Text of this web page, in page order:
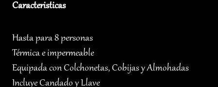
Caracteristicas
Hasta para 8 personas
Térmica e impermeable
Equipada con Colchonetas, Cobijas y Almohadas
Incluye Candado y Llave